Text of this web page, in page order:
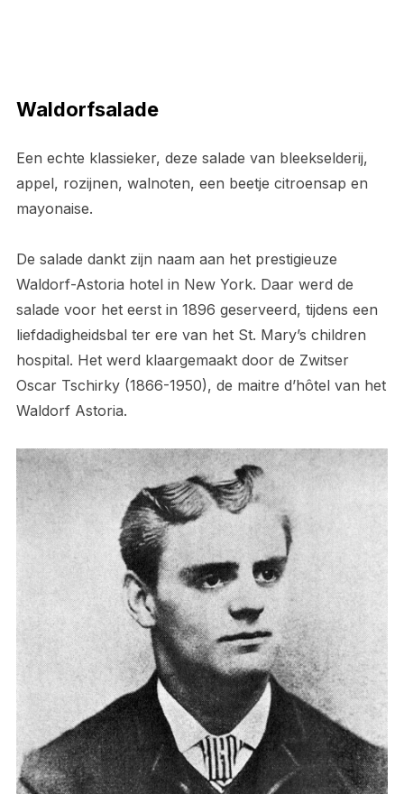
Waldorfsalade
Een echte klassieker, deze salade van bleekselderij,
appel, rozijnen, walnoten, een beetje citroensap en
mayonaise.
De salade dankt zijn naam aan het prestigieuze
Waldorf-Astoria hotel in New York. Daar werd de
salade voor het eerst in 1896 geserveerd, tijdens een
liefdadigheidsbal ter ere van het St. Mary’s children
hospital. Het werd klaargemaakt door de Zwitser
Oscar Tschirky (1866-1950), de maitre d’hôtel van het
Waldorf Astoria.